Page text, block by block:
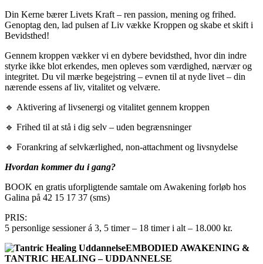
Din Kerne bærer Livets Kraft – ren passion, mening og frihed.
Genoptag den, lad pulsen af Liv vække Kroppen og skabe et skift i
Bevidsthed!
Gennem kroppen vækker vi en dybere bevidsthed, hvor din indre
styrke ikke blot erkendes, men opleves som værdighed, nærvær og
integritet. Du vil mærke begejstring – evnen til at nyde livet – din
nærende essens af liv, vitalitet og velvære.
🔹 Aktivering af livsenergi og vitalitet gennem kroppen
🔹 Frihed til at stå i dig selv – uden begrænsninger
🔹 Forankring af selvkærlighed, non-attachment og livsnydelse
Hvordan kommer du i gang?
BOOK en gratis uforpligtende samtale om Awakening forløb hos
Galina på 42 15 17 37 (sms)
PRIS:
5 personlige sessioner á 3, 5 timer – 18 timer i alt – 18.000 kr.
EMBODIED AWAKENING &
TANTRIC HEALING – UDDANNELSE